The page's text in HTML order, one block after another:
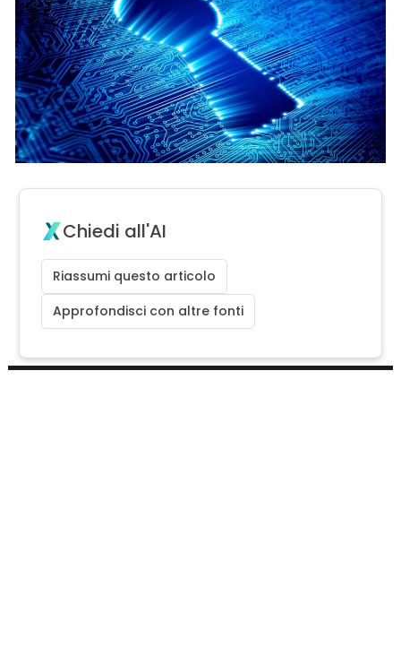
Chiedi all'AI
Riassumi questo articolo
Approfondisci con altre fonti